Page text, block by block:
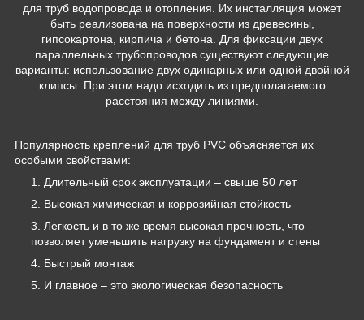
для труб водопровода и отопления. Их инсталляция может
быть реализована на поверхности из древесины,
гипсокартона, кирпича и бетона. Для фиксации двух
параллельных трубопроводов существуют следующие
варианты: использование двух одинарных или одной двойной
клипсы. При этом надо исходить из предполагаемого
расстояния между линиями.
Популярность креплений для труб PVC объясняется их
особыми свойствами:
Длительный срок эксплуатации – свыше 50 лет
Высокая химическая и коррозийная стойкость
Легкость и в то же время высокая прочность, что
позволяет уменьшить нагрузку на фундамент и стены
Быстрый монтаж
И главное – это экологическая безопасность